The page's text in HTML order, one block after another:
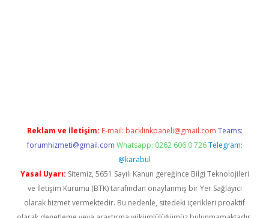
Reklam ve İletişim: E-mail: backlinkpaneli@gmail.com Teams:
forumhizmeti@gmail.com Whatsapp: 0262 606 0 726 Telegram:
@karabul
Yasal Uyarı: Sitemiz, 5651 Sayılı Kanun gereğince Bilgi Teknolojileri
ve İletişim Kurumu (BTK) tarafından onaylanmış bir Yer Sağlayıcı
olarak hizmet vermektedir. Bu nedenle, sitedeki içerikleri proaktif